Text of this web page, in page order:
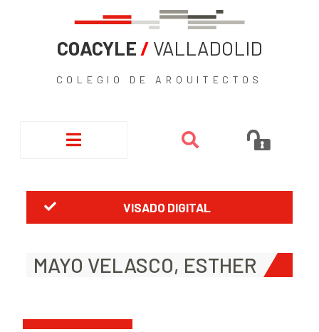
COACYLE / VALLADOLID
COLEGIO DE ARQUITECTOS
VISADO DIGITAL
MAYO VELASCO, ESTHER